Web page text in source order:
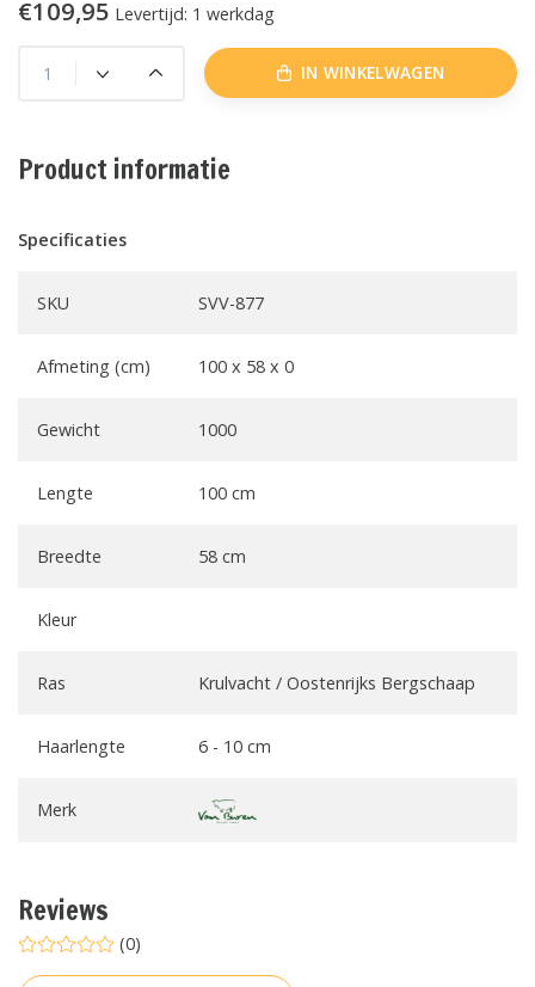
€109,95 Levertijd: 1 werkdag
IN WINKELWAGEN
Product informatie
Specificaties
SKU SVV-877
Afmeting (cm) 100 x 58 x 0
Gewicht 1000
Lengte 100 cm
Breedte 58 cm
Kleur
Ras Krulvacht / Oostenrijks Bergschaap
Haarlengte 6 - 10 cm
Merk
Reviews
(0)